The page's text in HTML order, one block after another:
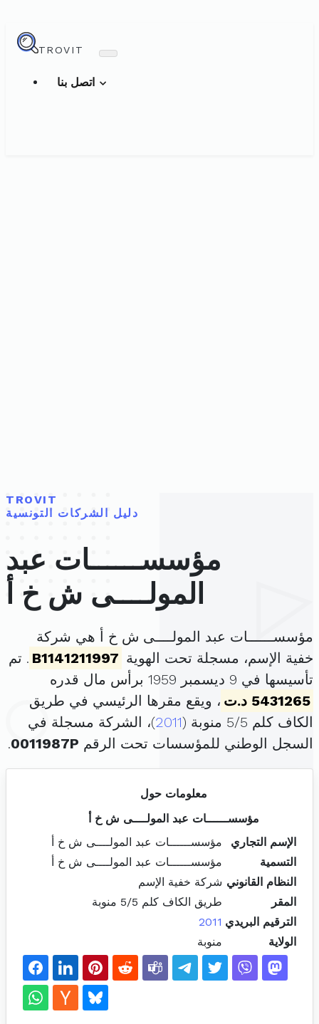
TROVIT
TROVIT
دليل الشركات التونسية
مؤسســــــات عبد
المولــــى ش خ أ
مؤسســــــات عبد المولــــى ش خ أ هي شركة
خفية الإسم، مسجلة تحت الهوية B1141211997 . تم
تأسيسها في 9 ديسمبر 1959 برأس مال قدره
5431265 د.ت
، ويقع مقرها الرئيسي في طريق
الكاف كلم 5/5 منوبة (
2011)، الشركة مسجلة في
السجل الوطني للمؤسسات تحت الرقم 0011987P
.
معلومات حول
مؤسســــــات عبد المولــــى ش خ أ
الإسم التجاري
مؤسســــــات عبد المولــــى ش خ أ
التسمية
مؤسســــــات عبد المولــــى ش خ أ
النظام القانوني شركة خفية الإسم
المقر
طريق الكاف كلم 5/5 منوبة
الترقيم البريدي 2011
الولاية
منوبة